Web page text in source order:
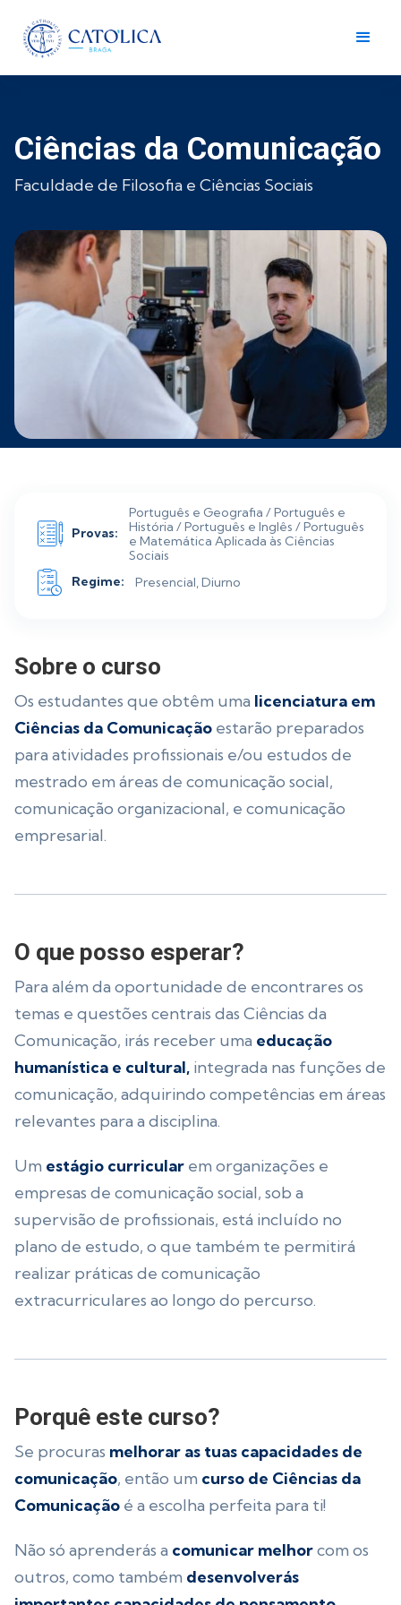
Ciências da Comunicação
Faculdade de Filosofia e Ciências Sociais
Provas:
Português e Geografia / Português e
História / Português e Inglês / Português
e Matemática Aplicada às Ciências
Sociais
Regime:
Presencial, Diurno
Sobre o curso
Os estudantes que obtêm uma licenciatura em
Ciências da Comunicação estarão preparados
para atividades profissionais e/ou estudos de
mestrado em áreas de comunicação social,
comunicação organizacional, e comunicação
empresarial.
O que posso esperar?
Para além da oportunidade de encontrares os
temas e questões centrais das Ciências da
Comunicação, irás receber uma educação
humanística e cultural, integrada nas funções de
comunicação, adquirindo competências em áreas
relevantes para a disciplina.
Um estágio curricular em organizações e
empresas de comunicação social, sob a
supervisão de profissionais, está incluído no
plano de estudo, o que também te permitirá
realizar práticas de comunicação
extracurriculares ao longo do percurso.
Porquê este curso?
Se procuras melhorar as tuas capacidades de
comunicação, então um curso de Ciências da
Comunicação é a escolha perfeita para ti!
Não só aprenderás a comunicar melhorcom os
outros, como também desenvolverás